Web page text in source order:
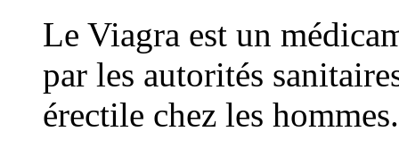
Le Viagra est un
par les autorités
érectile chez les hommes.